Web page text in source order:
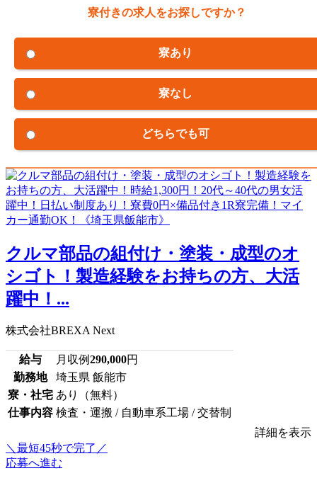
寮付きの求人をお探しですか？
寮あり
寮なし
どちらでも可
クルマ部品の組付け・塗装・成型のオ
シゴト！製造経験をお持ちの方、大活
躍中！...
株式会社BREXA Next
給与 月収例290,000円
勤務地
埼玉県 飯能市
寮・社宅 あり（無料）
仕事内容 検査・運搬 / 自動車系工場 / 交替制
詳細を表示
＼最短45秒で完了／
応募へ進む